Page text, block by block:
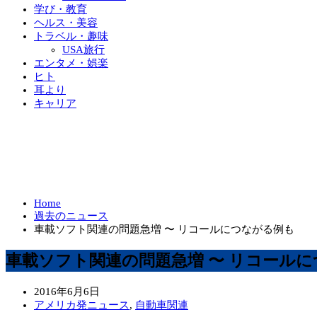
学び・教育
ヘルス・美容
トラベル・趣味
USA旅行
エンタメ・娯楽
ヒト
耳より
キャリア
Home
過去のニュース
車載ソフト関連の問題急増 〜 リコールにつながる例も
車載ソフト関連の問題急増 〜 リコール
2016年6月6日
アメリカ発ニュース, 自動車関連